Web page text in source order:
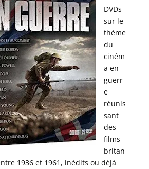
DVDs
sur le
thème
du
ciném
a en
guerr
e
réunis
sant
des
films
britan
1936 et 1961, inédits ou déjà